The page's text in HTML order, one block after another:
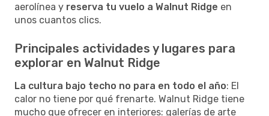
aerolínea y reserva tu vuelo a Walnut Ridge en
unos cuantos clics.
Principales actividades y lugares para
explorar en Walnut Ridge
La cultura bajo techo no para en todo el año: El
calor no tiene por qué frenarte. Walnut Ridge tiene
mucho que ofrecer en interiores: galerías de arte